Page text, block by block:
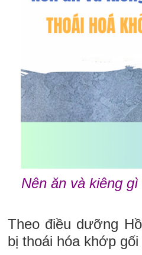
Nên ăn và kiêng
Theo điều dưỡng
bị thoái hóa khớp